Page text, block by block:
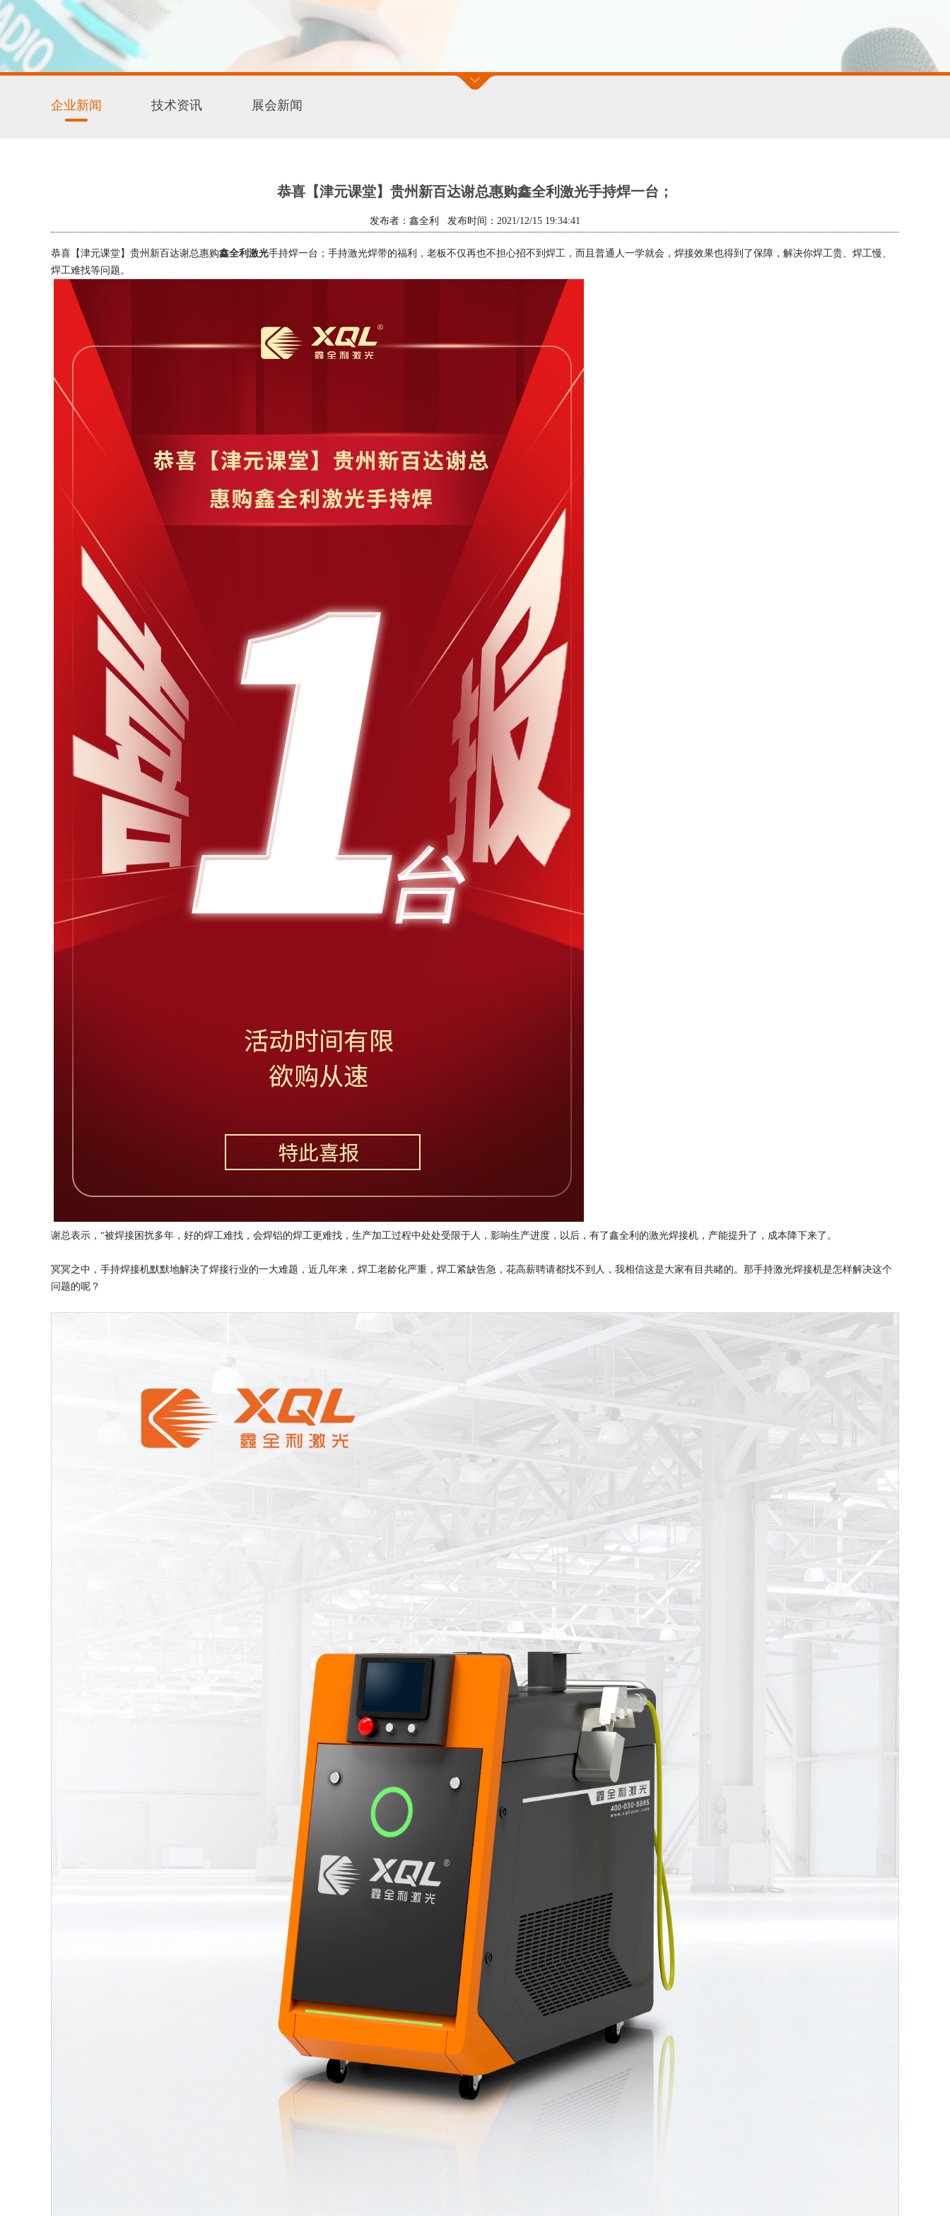
企业新闻 技术资讯 展会新闻
恭喜【津元课堂】贵州新百达谢总惠购鑫全利激光手持焊一台；
发布者：鑫全利 发布时间：2021/12/15 19:34:41
恭喜【津元课堂】贵州新百达谢总惠购鑫全利激光手持焊一台；手持激光焊带的福利，老板不仅再也不担心招不到焊工，而且普通人一学就会，焊接效果也得到了保障，解决你焊工贵、焊工慢、
焊工难找等问题。
谢总表示， “被焊接困扰多年，好的焊工难找，会焊铝的焊工更难找，生产加工过程中处处受限于人，影响生产进度，以后，有了鑫全利的激光焊接机，产能提升了，成本降下来了。
冥冥之中，手持焊接机默默地解决了焊接行业的一大难题，近几年来，焊工老龄化严重，焊工紧缺告急，花高薪聘请都找不到人，我相信这是大家有目共睹的。那手持激光焊接机是怎样解决这个
问题的呢？